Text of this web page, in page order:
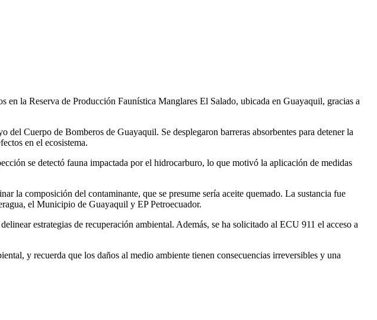
la Reserva de Producción Faunística Manglares El Salado, ubicada en Guayaquil, gracias a
Cuerpo de Bomberos de Guayaquil. Se desplegaron barreras absorbentes para detener la
en el ecosistema.
se detectó fauna impactada por el hidrocarburo, lo que motivó la aplicación de medidas
la composición del contaminante, que se presume sería aceite quemado. La sustancia fue
el Municipio de Guayaquil y EP Petroecuador.
estrategias de recuperación ambiental. Además, se ha solicitado al ECU 911 el acceso a
y recuerda que los daños al medio ambiente tienen consecuencias irreversibles y una